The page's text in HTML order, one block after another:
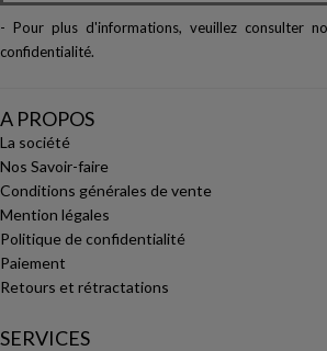
- Pour plus d'informations, veuillez consulter
confidentialité.
A PROPOS
La société
Nos Savoir-faire
Conditions générales de vente
Mention légales
Politique de confidentialité
Paiement
Retours et rétractations
SERVICES